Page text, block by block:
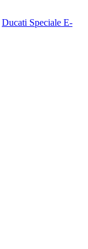
Ducati Speciale E-